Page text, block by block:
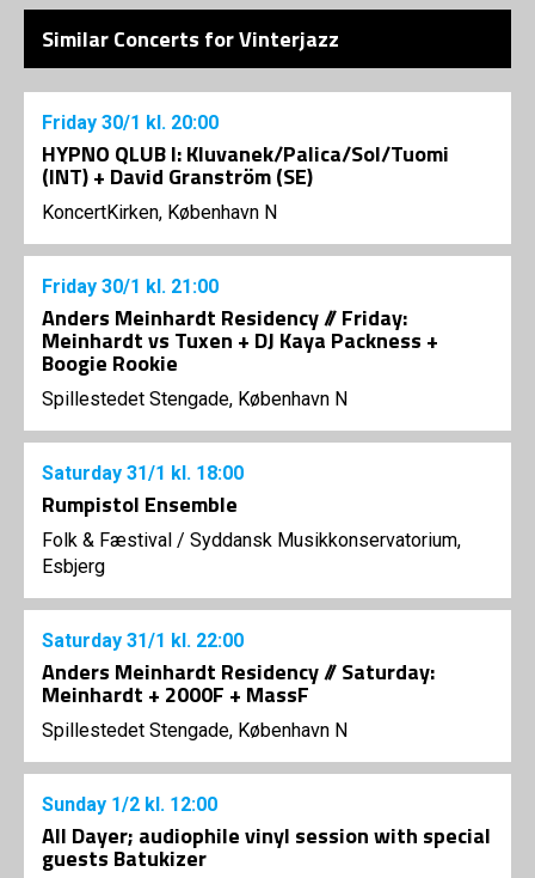
Similar Concerts for Vinterjazz
Friday 30/1 kl. 20:00
HYPNO QLUB I: Kluvanek/Palica/Sol/Tuomi
(INT) + David Granström (SE)
KoncertKirken, København N
Friday 30/1 kl. 21:00
Anders Meinhardt Residency // Friday:
Meinhardt vs Tuxen + DJ Kaya Packness +
Boogie Rookie
Spillestedet Stengade, København N
Saturday 31/1 kl. 18:00
Rumpistol Ensemble
Folk & Fæstival / Syddansk Musikkonservatorium,
Esbjerg
Saturday 31/1 kl. 22:00
Anders Meinhardt Residency // Saturday:
Meinhardt + 2000F + MassF
Spillestedet Stengade, København N
Sunday 1/2 kl. 12:00
All Dayer; audiophile vinyl session with special
guests Batukizer